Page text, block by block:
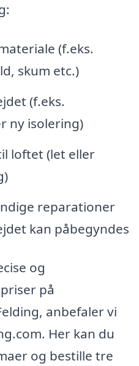
(f.eks.
skum etc.)
(f.eks.
ny isolering)
loftet (let eller
reparationer
kan påbegyndes
og
på
anbefaler vi
Her kan du
og bestille tre